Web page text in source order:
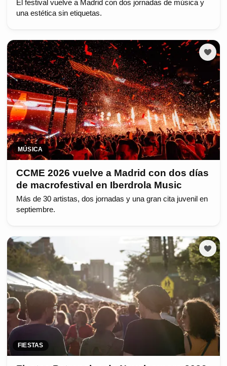
El festival vuelve a Madrid con dos jornadas de música y
una estética sin etiquetas.
MÚSICA
CCME 2026 vuelve a Madrid con dos días
de macrofestival en Iberdrola Music
Más de 30 artistas, dos jornadas y una gran cita juvenil en
septiembre.
FIESTAS